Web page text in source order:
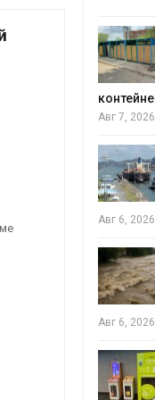
2025
Авг 7, 2026
Авг 6, 2026
Авг 6, 2026